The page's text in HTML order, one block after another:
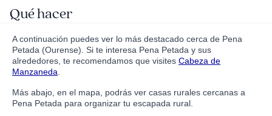
Qué hacer
A continuación puedes ver lo más destacado cerca de Pena
Petada (Ourense). Si te interesa Pena Petada y sus
alrededores, te recomendamos que visites Cabeza de
Manzaneda
Más abajo, en el mapa, podrás ver casas rurales cercanas a
Pena Petada para organizar tu escapada rural.